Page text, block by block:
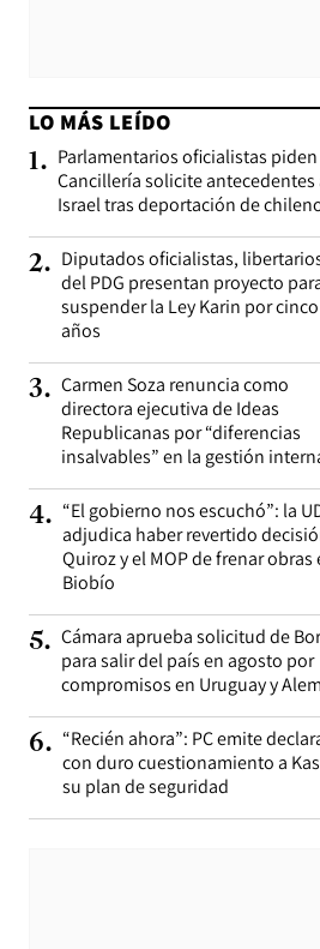
LO MÁS LEÍDO
1. Parlamentarios oficialistas
Cancillería solicite antecedentes
Israel tras deportación de
2. Diputados oficialistas,
del PDG presentan proyecto
suspender la Ley Karin por cinco
años
3. Carmen Soza renuncia como
directora ejecutiva de Ideas
Republicanas por “diferencias
insalvables” en la gestión
4. “El gobierno nos escuchó”: la
adjudica haber revertido
Quiroz y el MOP de frenar obras
Biobío
5. Cámara aprueba solicitud de
para salir del país en agosto por
compromisos en Uruguay y
6. “Recién ahora”: PC emite
con duro cuestionamiento a
su plan de seguridad